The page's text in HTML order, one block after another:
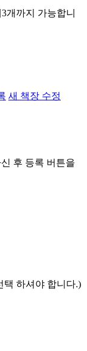
개까지 가능합니
새 책장 수정
후 등록 버튼을
택 하셔야 합니다.)